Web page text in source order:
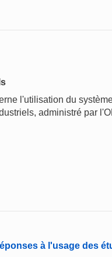
l'utilisation du
administré par
à l'usage des